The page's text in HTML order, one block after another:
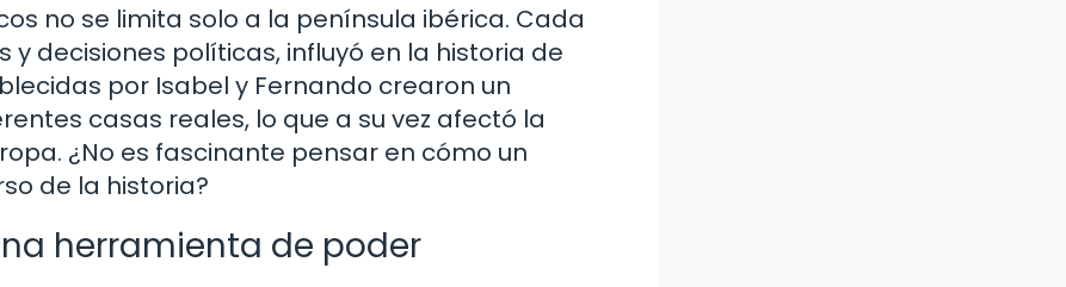
no se limita solo a la península ibérica. Cada
decisiones políticas, influyó en la historia de
por Isabel y Fernando crearon un
casas reales, lo que a su vez afectó la
¿No es fascinante pensar en cómo un
de la historia?
herramienta de poder